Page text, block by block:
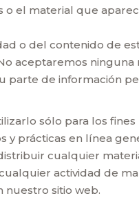
el material que
o del contenido de
aceptaremos
de información
sólo para los
y prácticas en línea
cualquier
actividad de
nuestro sitio web.